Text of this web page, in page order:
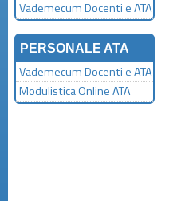
Vademecum Docenti e ATA
PERSONALE ATA
Vademecum Docenti e ATA
Modulistica Online ATA